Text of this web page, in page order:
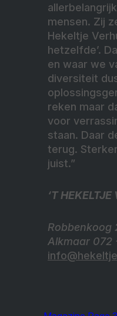
mensen. Zij
Hekeltje
hetzelfde’.
en waar we
diversiteit
reken maar
voor
staan. Daar
terug.
juist.”
‘T HEKELTJE
Robbenkoog
Alkmaar 072